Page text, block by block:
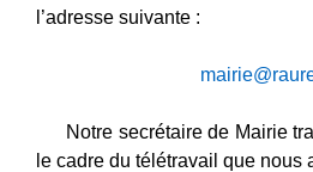
l’adresse suivante :
Notre secrétaire de Mairie
le cadre du télétravail que nous